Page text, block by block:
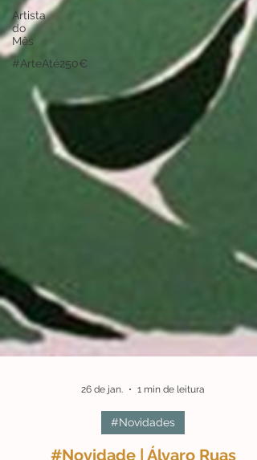
Artista
do
Mês
#ArteAté250€